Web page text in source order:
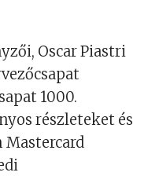
Oscar Piastri
1000.
részleteket és
Mastercard